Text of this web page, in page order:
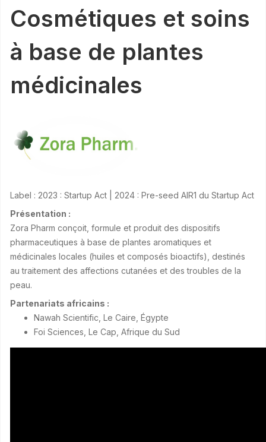
Cosmétiques et soins
à base de plantes
médicinales
Label : 2023 : Startup Act | 2024 : Pre-seed AIR1 du Startup Act
Présentation :
Zora Pharm conçoit, formule et produit des dispositifs
pharmaceutiques à base de plantes aromatiques et
médicinales locales (huiles et composés bioactifs), destinés
au traitement des affections cutanées et des troubles de la
peau.
Partenariats africains :
Nawah Scientific, Le Caire, Égypte
Foi Sciences, Le Cap, Afrique du Sud